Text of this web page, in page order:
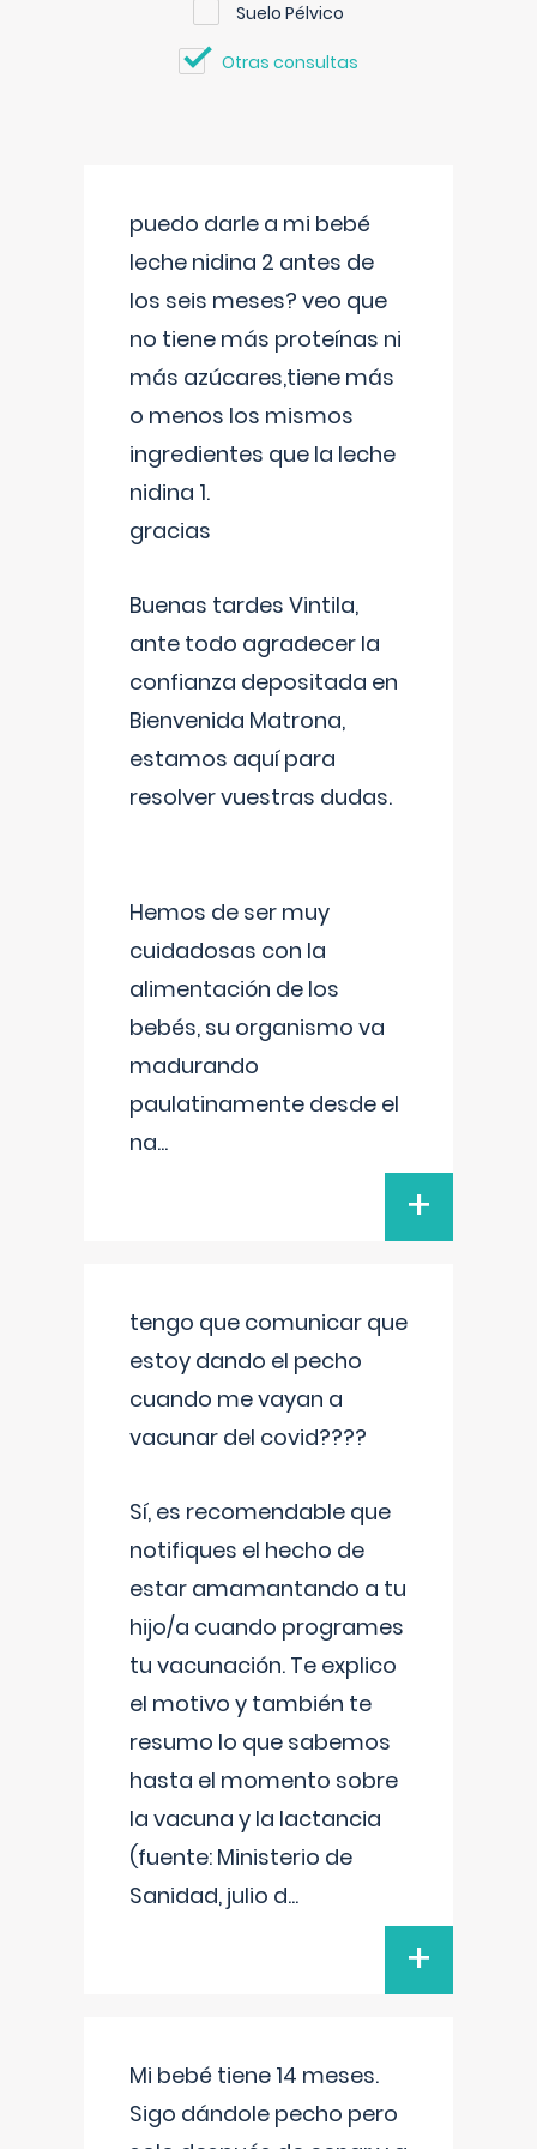
Suelo Pélvico
Otras consultas
puedo darle a mi bebé
leche nidina 2 antes de
los seis meses? veo que
no tiene más proteínas ni
más azúcares,tiene más
o menos los mismos
ingredientes que la leche
nidina 1.
gracias
Buenas tardes Vintila,
ante todo agradecer la
confianza depositada en
Bienvenida Matrona,
estamos aquí para
resolver vuestras dudas.
Hemos de ser muy
cuidadosas con la
alimentación de los
bebés, su organismo va
madurando
paulatinamente desde el
na...
+
tengo que comunicar que
estoy dando el pecho
cuando me vayan a
vacunar del covid????
Sí, es recomendable que
notifiques el hecho de
estar amamantando a tu
hijo/a cuando programes
tu vacunación. Te explico
el motivo y también te
resumo lo que sabemos
hasta el momento sobre
la vacuna y la lactancia
(fuente: Ministerio de
Sanidad, julio d...
+
Mi bebé tiene 14 meses.
Sigo dándole pecho pero